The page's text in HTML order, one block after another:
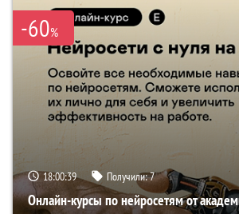
-60%
18:00:38 Получили:7
Онлайн-курсы по нейросетям от